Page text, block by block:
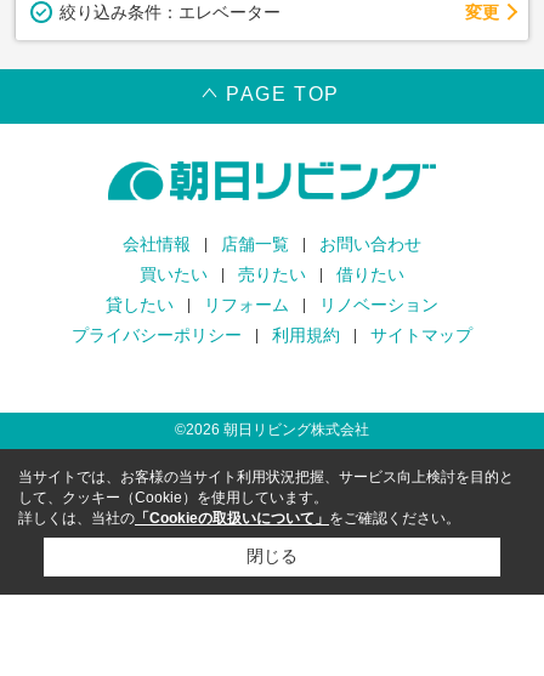
絞り込み条件： エレベーター 変更
PAGE TOP
会社情報 店舗一覧
お問い合わせ
買いたい
売りたい
借りたい
貸したい
リフォーム
リノベーション
プライバシーポリシー
利用規約 サイトマップ
©2026 朝日リビング株式会社
当サイトでは、お客様の当サイト利用状況把握、サービス向上検討を目的と
して、クッキー（Cookie）を使用しています。
詳しくは、当社の 「Cookieの取扱いについて」 をご確認ください。
閉じる